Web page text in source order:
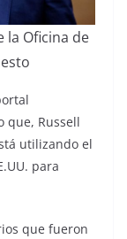
la Oficina de
que, Russell
utilizando el
para
que fueron